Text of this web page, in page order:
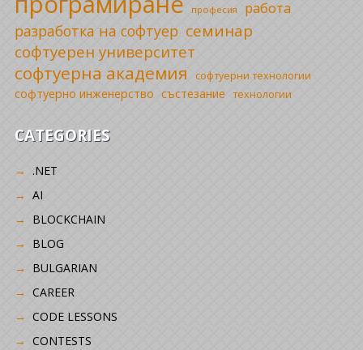
професия работа
разработка на софтуер семинар
софтуерен университет
софтуерна академия софтуерни технологии
софтуерно инженерство състезание технологии
CATEGORIES
.NET
AI
BLOCKCHAIN
BLOG
BULGARIAN
CAREER
CODE LESSONS
CONTESTS